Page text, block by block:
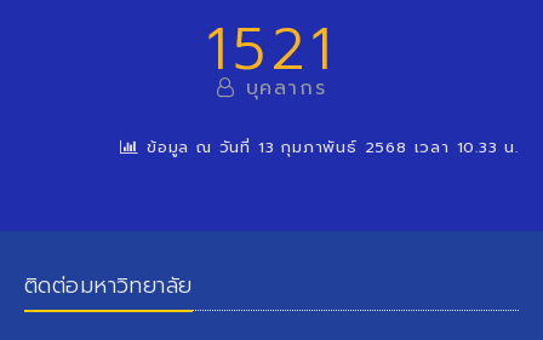
1521
บุคลากร
ข้อมูล ณ วันที่ 13 กุมภาพันธ์ 2568 เวลา 10.33 น.
ติดต่อมหาวิทยาลัย